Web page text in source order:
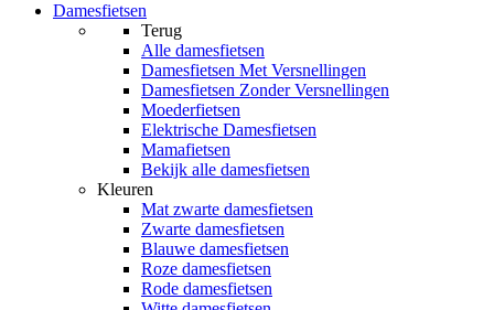
Damesfietsen
Terug
Alle damesfietsen
Damesfietsen Met Versnellingen
Damesfietsen Zonder Versnellingen
Moederfietsen
Elektrische Damesfietsen
Mamafietsen
Bekijk alle damesfietsen
Kleuren
Mat zwarte damesfietsen
Zwarte damesfietsen
Blauwe damesfietsen
Roze damesfietsen
Rode damesfietsen